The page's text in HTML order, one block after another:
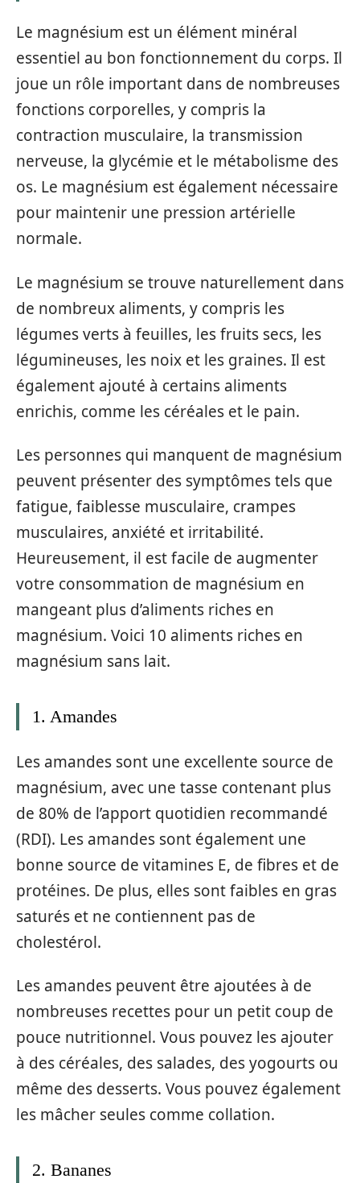
Le magnésium est un élément minéral
essentiel au bon fonctionnement du corps. Il
joue un rôle important dans de nombreuses
fonctions corporelles, y compris la
contraction musculaire, la transmission
nerveuse, la glycémie et le métabolisme des
os. Le magnésium est également nécessaire
pour maintenir une pression artérielle
normale.
Le magnésium se trouve naturellement dans
de nombreux aliments, y compris les
légumes verts à feuilles, les fruits secs, les
légumineuses, les noix et les graines. Il est
également ajouté à certains aliments
enrichis, comme les céréales et le pain.
Les personnes qui manquent de magnésium
peuvent présenter des symptômes tels que
fatigue, faiblesse musculaire, crampes
musculaires, anxiété et irritabilité.
Heureusement, il est facile de augmenter
votre consommation de magnésium en
mangeant plus d’aliments riches en
magnésium. Voici 10 aliments riches en
magnésium sans lait.
1. Amandes
Les amandes sont une excellente source de
magnésium, avec une tasse contenant plus
de 80% de l’apport quotidien recommandé
(RDI). Les amandes sont également une
bonne source de vitamines E, de fibres et de
protéines. De plus, elles sont faibles en gras
saturés et ne contiennent pas de
cholestérol.
Les amandes peuvent être ajoutées à de
nombreuses recettes pour un petit coup de
pouce nutritionnel. Vous pouvez les ajouter
à des céréales, des salades, des yogourts ou
même des desserts. Vous pouvez également
les mâcher seules comme collation.
2. Bananes